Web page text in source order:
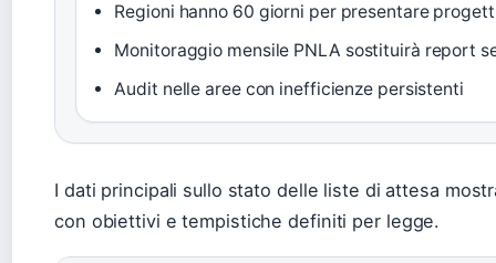
Regioni hanno 60 giorni per presentare
Monitoraggio mensile PNLA sostituirà report
Audit nelle aree con inefficienze persistenti
I dati principali sullo stato delle liste di attesa
con obiettivi e tempistiche definiti per legge.